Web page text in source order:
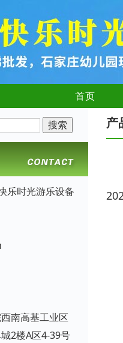
首页
乐时光游乐设备
南高基工业区
2楼A区4-39号
产